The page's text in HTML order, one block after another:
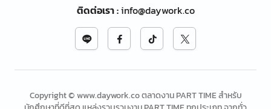
ติดต่อเรา:info@daywork.co
Copyright © www.daywork.co ตลาดงาน PART TIME สำหรับ